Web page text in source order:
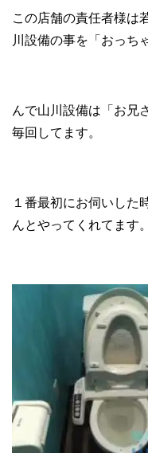
この店舗の責任者様は
川設備の事を「おっち
んで山川設備は「お兄
毎回してます。
１番最初にお伺いした
んとやってくれてます。